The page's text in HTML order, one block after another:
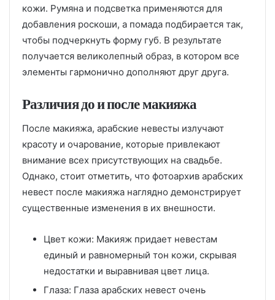
кожи. Румяна и подсветка применяются для
добавления роскоши, а помада подбирается так,
чтобы подчеркнуть форму губ. В результате
получается великолепный образ, в котором все
элементы гармонично дополняют друг друга.
Различия до и после макияжа
После макияжа, арабские невесты излучают
красоту и очарование, которые привлекают
внимание всех присутствующих на свадьбе.
Однако, стоит отметить, что фотоархив арабских
невест после макияжа наглядно демонстрирует
существенные изменения в их внешности.
Цвет кожи: Макияж придает невестам
единый и равномерный тон кожи, скрывая
недостатки и выравнивая цвет лица.
Глаза: Глаза арабских невест очень